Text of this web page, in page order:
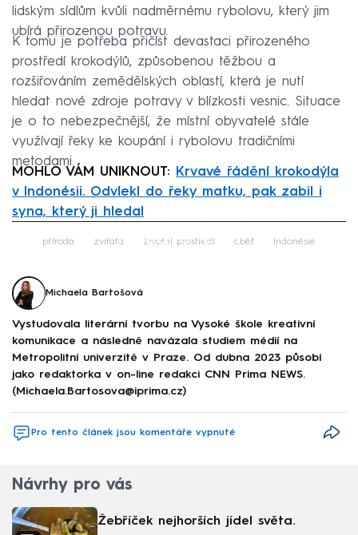
lidským sídlům kvůli nadměrnému rybolovu, který jim
ubírá přirozenou potravu.
K tomu je potřeba přičíst devastaci přirozeného
prostředí krokodýlů, způsobenou těžbou a
rozšiřováním zemědělských oblastí, která je nutí
hledat nové zdroje potravy v blízkosti vesnic. Situace
je o to nebezpečnější, že místní obyvatelé stále
využívají řeky ke koupání i rybolovu tradičními
metodami.
MOHLO VÁM UNIKNOUT: Krvavé řádění krokodýla
v Indonésii. Odvlekl do řeky matku, pak zabil i
syna, který ji hledal
Failed to fetch
příroda zvířata životní prostředí oběť Indonésie
Michaela Bartošová
Vystudovala literární tvorbu na Vysoké škole kreativní
komunikace a následně navázala studiem médií na
Metropolitní univerzitě v Praze. Od dubna 2023 působí
jako redaktorka v on-line redakci CNN Prima NEWS.
(Michaela.Bartosova@iprima.cz)
Pro tento článek jsou komentáře vypnuté
Návrhy pro vás
Žebříček nejhorších jídel světa.